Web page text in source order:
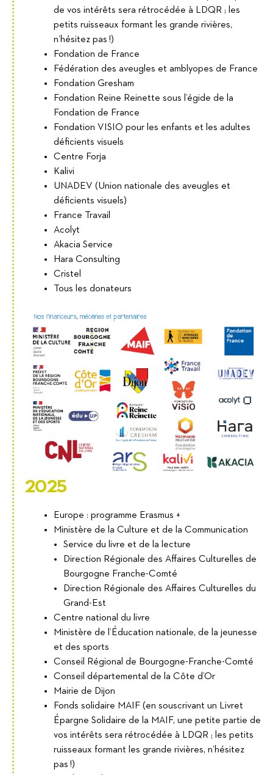
de vos intérêts sera rétrocédée à LDQR ; les
petits ruisseaux formant les grande rivières,
n’hésitez pas !)
Fondation de France
Fédération des aveugles et amblyopes de France
Fondation Gresham
Fondation Reine Reinette sous l’égide de la
Fondation de France
Fondation VISIO pour les enfants et les adultes
déficients visuels
Centre Forja
Kalivi
UNADEV (Union nationale des aveugles et
déficients visuels)
France Travail
Acolyt
Akacia Service
Hara Consulting
Cristel
Tous les donateurs
2025
Europe : programme Erasmus +
Ministère de la Culture et de la Communication
Service du livre et de la lecture
Direction Régionale des Affaires Culturelles de
Bourgogne Franche-Comté
Direction Régionale des Affaires Culturelles du
Grand-Est
Centre national du livre
Ministère de l’Éducation nationale, de la jeunesse
et des sports
Conseil Régional de Bourgogne-Franche-Comté
Conseil départemental de la Côte d’Or
Mairie de Dijon
Fonds solidaire MAIF (en souscrivant un Livret
Épargne Solidaire de la MAIF, une petite partie de
vos intérêts sera rétrocédée à LDQR ; les petits
ruisseaux formant les grande rivières, n’hésitez
pas !)